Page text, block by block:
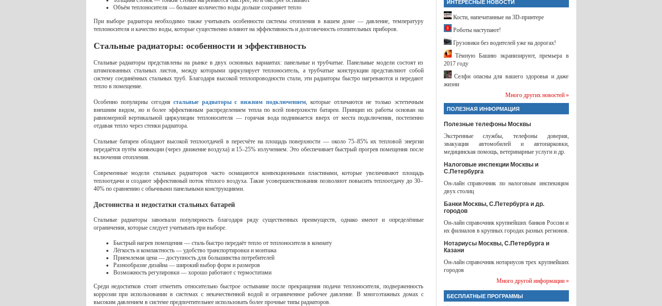
Объём теплоносителя — большее количество воды дольше сохраняет тепло
При выборе радиатора необходимо также учитывать особенности системы отопления в вашем доме — давление, температуру
теплоносителя и качество воды, которые существенно влияют на эффективность и долговечность отопительных приборов.
Стальные радиаторы: особенности и эффективность
Стальные радиаторы представлены на рынке в двух основных вариантах: панельные и трубчатые. Панельные модели состоят из
штампованных стальных листов, между которыми циркулирует теплоноситель, а трубчатые конструкции представляют собой
систему соединённых стальных труб. Благодаря высокой теплопроводности стали, эти радиаторы быстро нагреваются и передают
тепло в помещение.
Особенно популярны сегоднястальные радиаторы с нижним подключением, которые отличаются не только эстетичным
внешним видом, но и более эффективным распределением тепла по всей поверхности батареи. Принцип их работы основан на
равномерной вертикальной циркуляции теплоносителя — горячая вода поднимается вверх от места подключения, постепенно
отдавая тепло через стенки радиатора.
Стальные батареи обладают высокой теплоотдачей в пересчёте на площадь поверхности — около 75–85% их тепловой энергии
передаётся путём конвекции (через движение воздуха) и 15–25% излучением. Это обеспечивает быстрый прогрев помещения после
включения отопления.
Современные модели стальных радиаторов часто оснащаются конвекционными пластинами, которые увеличивают площадь
теплоотдачи и создают эффективный поток тёплого воздуха. Такие усовершенствования позволяют повысить теплоотдачу до 30–
40% по сравнению с обычными панельными конструкциями.
Достоинства и недостатки стальных батарей
Стальные радиаторы завоевали популярность благодаря ряду существенных преимуществ, однако имеют и определённые
ограничения, которые следует учитывать при выборе.
Быстрый нагрев помещения — сталь быстро передаёт тепло от теплоносителя в комнату
Лёгкость и компактность — удобство транспортировки и монтажа
Приемлемая цена — доступность для большинства потребителей
Разнообразие дизайна — широкий выбор форм и размеров
Возможность регулировки — хорошо работают с термостатами
Среди недостатков стоит отметить относительно быстрое остывание после прекращения подачи теплоносителя, подверженность
коррозии при использовании в системах с некачественной водой и ограниченное рабочее давление. В многоэтажных домах с
высоким давлением в системе предпочтительнее использовать более прочные типы радиаторов.
ИНТЕРЕСНЫЕ НОВОСТИ
Кости, напечатанные на 3D-принтере
Роботы наступают!
Грузовики без водителей уже на дорогах!
Тёмную Башню экранизируют, премьера в
2017 году
Селфи опасны для вашего здоровья и даже
жизни
Много других новостей »
ПОЛЕЗНАЯ ИНФОРМАЦИЯ
Полезные телефоны Москвы
Экстренные службы, телефоны доверия,
эвакуация автомобилей и автопарковки,
медицинская помощь, ветеринарные услуги и др.
Налоговые инспекции Москвы и
С.Петербурга
Он-лайн справочник по налоговым инспекицям
двух столиц
Банки Москвы, С.Петербурга и др.
городов
Он-лайн справочник крупнейших банков России и
их филиалов в крупных городах разных регионов.
Нотариусы Москвы, С.Петербурга и
Казани
Он-лайн справочник нотариусов трех крупнейших
городов
Много другой информации »
БЕСПЛАТНЫЕ ПРОГРАММЫ